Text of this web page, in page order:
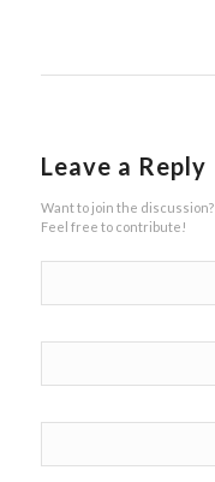
Leave a Reply
Want to join the discussion?
Feel free to contribute!